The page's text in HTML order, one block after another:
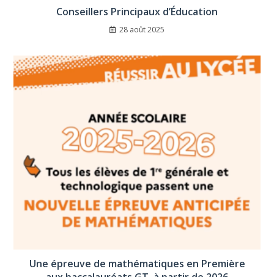
Conseillers Principaux d’Éducation
28 août 2025
Une épreuve de mathématiques en Première